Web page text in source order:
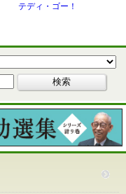
テディ・ゴー！